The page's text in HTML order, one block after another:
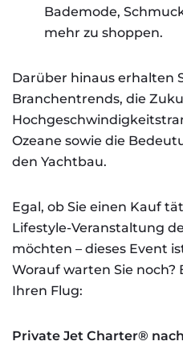
Bademode,
mehr zu shoppen.
Darüber hinaus erhalten
Branchentrends, die
Ozeane sowie die
den Yachtbau.
Egal, ob Sie einen Kauf
Lifestyle-Veranstaltung
möchten – dieses Event
Worauf warten Sie noch?
Ihren Flug:
Private Jet Charter®️